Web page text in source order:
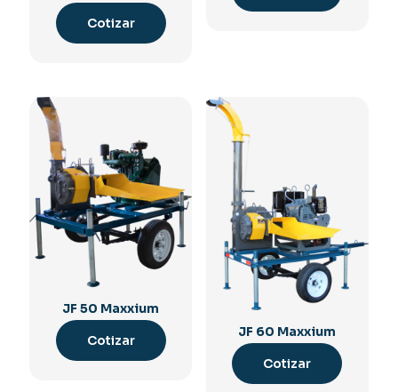
Cotizar
JF 50 Maxxium
Cotizar
JF 60 Maxxium
Cotizar